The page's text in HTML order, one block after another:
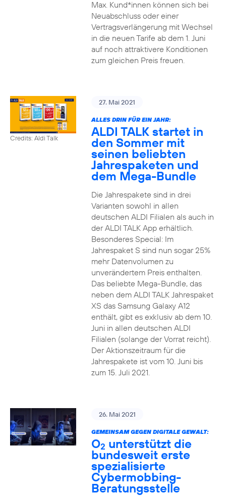
Max. Kund*innen können sich bei
Neuabschluss oder einer
Vertragsverlängerung mit Wechsel
in die neuen Tarife ab dem 1. Juni
auf noch attraktivere Konditionen
zum gleichen Preis freuen.
Credits: Aldi Talk
27. Mai 2021
ALLES DRIN FÜR EIN JAHR:
ALDI TALK startet in
den Sommer mit
seinen beliebten
Jahrespaketen und
dem Mega-Bundle
Die Jahrespakete sind in drei
Varianten sowohl in allen
deutschen ALDI Filialen als auch in
der ALDI TALK App erhältlich.
Besonderes Special: Im
Jahrespaket S sind nun sogar 25%
mehr Datenvolumen zu
unverändertem Preis enthalten.
Das beliebte Mega-Bundle, das
neben dem ALDI TALK Jahrespaket
XS das Samsung Galaxy A12
enthält, gibt es exklusiv ab dem 10.
Juni in allen deutschen ALDI
Filialen (solange der Vorrat reicht).
Der Aktionszeitraum für die
Jahrespakete ist vom 10. Juni bis
zum 15. Juli 2021.
26. Mai 2021
GEMEINSAM GEGEN DIGITALE GEWALT:
O2 unterstützt die
bundesweit erste
spezialisierte
Cybermobbing-
Beratungsstelle